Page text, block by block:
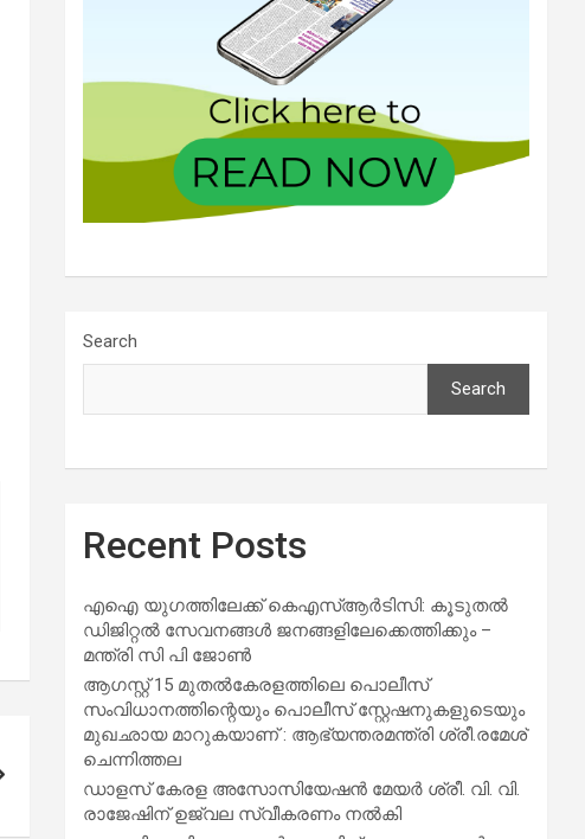
Search
Search
Recent Posts
എഐ യുഗത്തിലേക്ക് കെഎസ്ആർടിസി: കൂടുതൽ
ഡിജിറ്റൽ സേവനങ്ങൾ ജനങ്ങളിലേക്കെത്തിക്കും –
മന്ത്രി സി പി ജോൺ
ആഗസ്റ്റ് 15 മുതല്‍കേരളത്തിലെ പൊലീസ്
സംവിധാനത്തിന്റെയും പൊലീസ് സ്റ്റേഷനുകളുടെയും
മുഖഛായ മാറുകയാണ് : ആഭ്യന്തരമന്ത്രി ശ്രീ.രമേശ്
ചെന്നിത്തല
ഡാളസ് കേരള അസോസിയേഷൻ മേയർ ശ്രീ. വി. വി.
രാജേഷിന് ഉജ്വല സ്വീകരണം നൽകി